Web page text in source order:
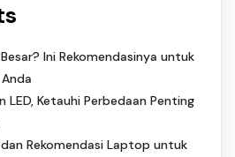
Ini Rekomendasinya untuk
LED, Ketauhi Perbedaan Penting
Rekomendasi Laptop untuk